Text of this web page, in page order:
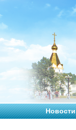
Новости